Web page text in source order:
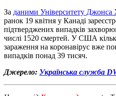
За даними Університету
ранок 19 квітня у Канаді
підтверджених випадків
числі 1520 смертей. У США
зараження на коронавірус вже
випадків понад 39 тисяч.
Джерело: Українська служба